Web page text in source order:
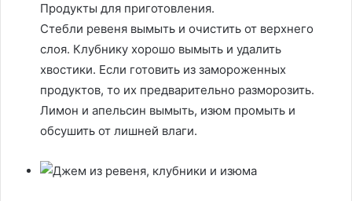
Продукты для приготовления.
Стебли ревеня вымыть и очистить от верхнего
слоя. Клубнику хорошо вымыть и удалить
хвостики. Если готовить из замороженных
продуктов, то их предварительно разморозить.
Лимон и апельсин вымыть, изюм промыть и
обсушить от лишней влаги.